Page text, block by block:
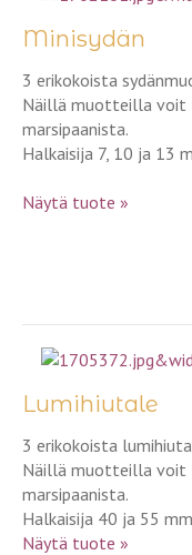
Minisydän
3 erikokoista
Näillä muotteilla voit
marsipaanista.
Halkaisija 7, 10 ja 13
Näytä tuote »
Lumihiutale
3 erikokoista
Näillä muotteilla voit
marsipaanista.
Halkaisija 40 ja 55
Näytä tuote »